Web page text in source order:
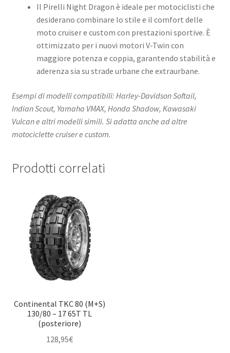
Il Pirelli Night Dragon è ideale per motociclisti che
desiderano combinare lo stile e il comfort delle
moto cruiser e custom con prestazioni sportive. È
ottimizzato per i nuovi motori V-Twin con
maggiore potenza e coppia, garantendo stabilità e
aderenza sia su strade urbane che extraurbane.
Esempi di modelli compatibili: Harley-Davidson Softail,
Indian Scout, Yamaha VMAX, Honda Shadow, Kawasaki
Vulcan e altri modelli simili. Si adatta anche ad altre
motociclette cruiser e custom.
Prodotti correlati
Continental TKC 80 (M+S)
130/80 – 17 65T TL
(posteriore)
128,95€